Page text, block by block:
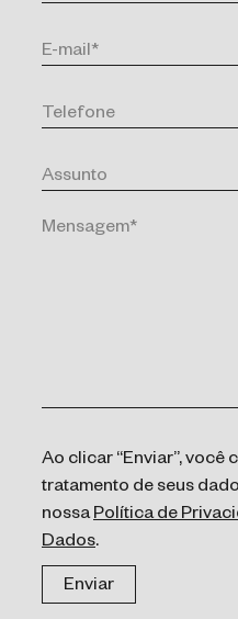
Ao clicar “Enviar”, você
tratamento de seus
nossaPolítica de
Dados.